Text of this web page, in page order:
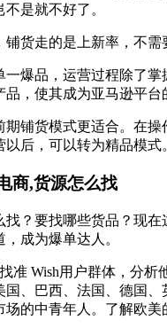
是就不好了。
货走的是上新率，不
一爆品，运营过程除了
，使其成为亚马逊平
期铺货模式更适合。在
后，可以转为精品模式
商,货源怎么找
找？要找哪些货品？现
成为爆单达人。
准 Wish用户群体，分
、巴西、法国、德国、
场的中青年人。了解欧